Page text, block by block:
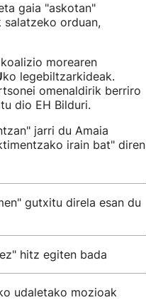
gaia "askotan"
orduan,
morearen
ko legebiltzarkideak.
omenaldirik berriro
dio EH Bilduri.
jarri du Amaia
irain bat" diren
gutxitu direla esan du
hitz egiten bada
udaletako mozioak